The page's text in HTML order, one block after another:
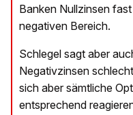
Banken Nullzinsen
negativen Bereich.
Schlegel sagt aber
Negativzinsen
sich aber sämtliche
entsprechend